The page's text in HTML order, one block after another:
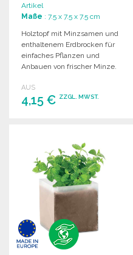
Artikel
Maße : 7.5 x 7.5 x 7.5 cm
Holztopf mit Minzsamen und
enthaltenem Erdbrocken für
einfaches Pflanzen und
Anbauen von frischer Minze.
AUS
4,15 € ZZGL. MWST.
Angebot anfordern